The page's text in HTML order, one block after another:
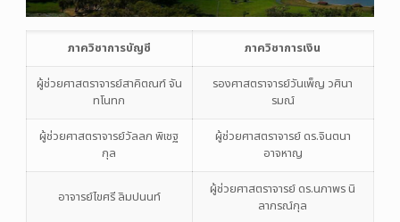
ภาควิชาการบัญชี
ภาควิชาการเงิน
ผู้ช่วยศาสตราจารย์สาคิตณฑ์ จัน
ทโนทก
รองศาสตราจารย์วันเพ็ญ วศินา
รมณ์
ผู้ช่วยศาสตราจารย์วัลลภ พิเชฐ
กุล
ผู้ช่วยศาสตราจารย์ ดร.จินตนา
อาจหาญ
อาจารย์ไขศรี ลิมปนนท์
ผู้ช่วยศาสตราจารย์ ดร.นภาพร นิ
ลาภรณ์กุล